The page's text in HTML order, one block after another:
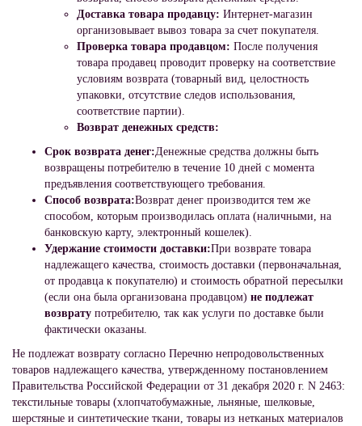
Доставка товара продавцу: Интернет-магазин
организовывает вывоз товара за счет покупателя.
Проверка товара продавцом: После получения
товара продавец проводит проверку на соответствие
условиям возврата (товарный вид, целостность
упаковки, отсутствие следов использования,
соответствие партии).
Возврат денежных средств:
Срок возврата денег:Денежные средства должны быть
возвращены потребителю в течение 10 дней с момента
предъявления соответствующего требования.
Способ возврата:Возврат денег производится тем же
способом, которым производилась оплата (наличными, на
банковскую карту, электронный кошелек).
Удержание стоимости доставки:При возврате товара
надлежащего качества, стоимость доставки (первоначальная,
от продавца к покупателю) и стоимость обратной пересылки
(если она была организована продавцом) не подлежат
возврату потребителю, так как услуги по доставке были
фактически оказаны.
Не подлежат возврату согласно Перечню непродовольственных
товаров надлежащего качества, утвержденному постановлением
Правительства Российской Федерации от 31 декабря 2020 г. N 2463:
текстильные товары (хлопчатобумажные, льняные, шелковые,
шерстяные и синтетические ткани, товары из нетканых материалов